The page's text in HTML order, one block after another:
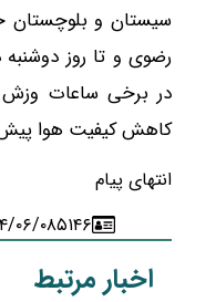
سیستان و بلوچستان
رضوی و تا روز
در برخی ساعات
کاهش کیفیت هوا
انتهای پیام
۵۱۴۶۱۴۰۴/۰۶/۰۸
اخبار مرتبط